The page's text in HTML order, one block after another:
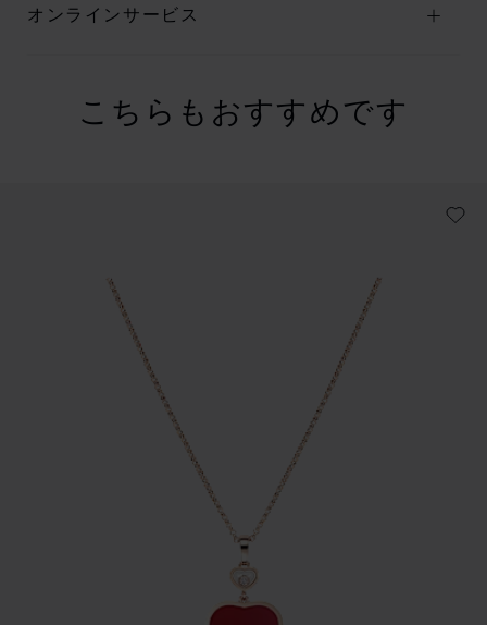
オンラインサービス
こちらもおすすめです